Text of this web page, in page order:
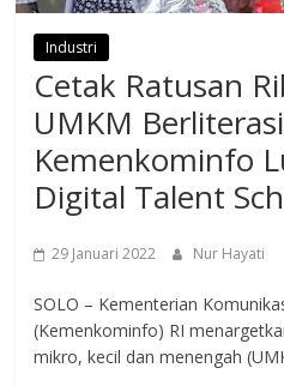
Industri
Cetak Ratusan
UMKM
Kemenkominfo
Digital Talent
29 Januari 2022 Nur Hayati
SOLO – Kementerian
(Kemenkominfo) RI
mikro, kecil dan menengah